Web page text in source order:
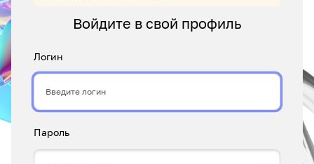
Войдите в свой профиль
Логин
Пароль